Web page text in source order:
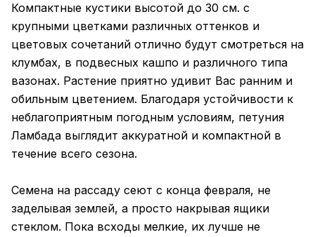
Компактные кустики высотой до 30 см. с
крупными цветками различных оттенков и
цветовых сочетаний отлично будут смотреться на
клумбах, в подвесных кашпо и различного типа
вазонах. Растение приятно удивит Вас ранним и
обильным цветением. Благодаря устойчивости к
неблагоприятным погодным условиям, петуния
Ламбада выглядит аккуратной и компактной в
течение всего сезона.
Семена на рассаду сеют с конца февраля, не
заделывая землей, а просто накрывая ящики
стеклом. Пока всходы мелкие, их лучше не